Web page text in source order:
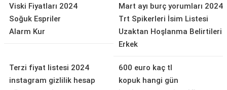
Viski Fiyatları 2024
Soğuk Espriler
Alarm Kur
Mart ayı burç yorumları 2024
Trt Spikerleri İsim Listesi
Uzaktan Hoşlanma Belirtileri
Erkek
Terzi fiyat listesi 2024
instagram gizlilik hesap
600 euro kaç tl
kopuk hangi gün